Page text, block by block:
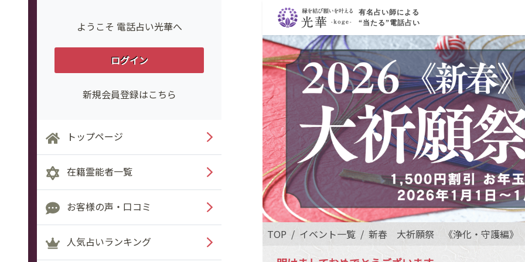
ようこそ 電話占い光華へ
ログイン
新規会員登録はこちら
トップページ
在籍霊能者一覧
お客様の声・口コミ
人気占いランキング
有名占い師による
“当たる”電話占い
TOP イベント一覧 新春 大祈願祭 《浄化・守護編》